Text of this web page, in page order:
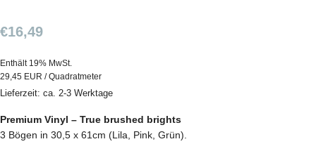
€16,49
Enthält 19% MwSt.
29,45 EUR / Quadratmeter
Lieferzeit: ca. 2-3 Werktage
Premium Vinyl – True brushed brights
3 Bögen in 30,5 x 61cm (Lila, Pink, Grün).